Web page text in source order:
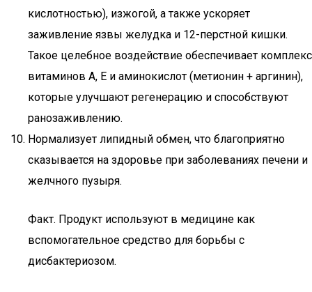
кислотностью), изжогой, а также ускоряет
заживление язвы желудка и 12-перстной кишки.
Такое целебное воздействие обеспечивает комплекс
витаминов A, E и аминокислот (метионин + аргинин),
которые улучшают регенерацию и способствуют
ранозаживлению.
Нормализует липидный обмен, что благоприятно
сказывается на здоровье при заболеваниях печени и
желчного пузыря.
Факт. Продукт используют в медицине как
вспомогательное средство для борьбы с
дисбактериозом.